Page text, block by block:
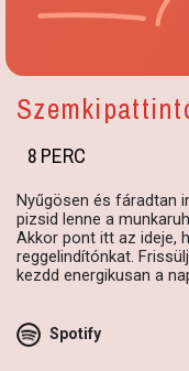
8 PERC
Nyűgösen és fáradtan
pizsid lenne a
Akkor pont itt az ideje,
reggelindítónkat.
kezdd energikusan a
Spotify